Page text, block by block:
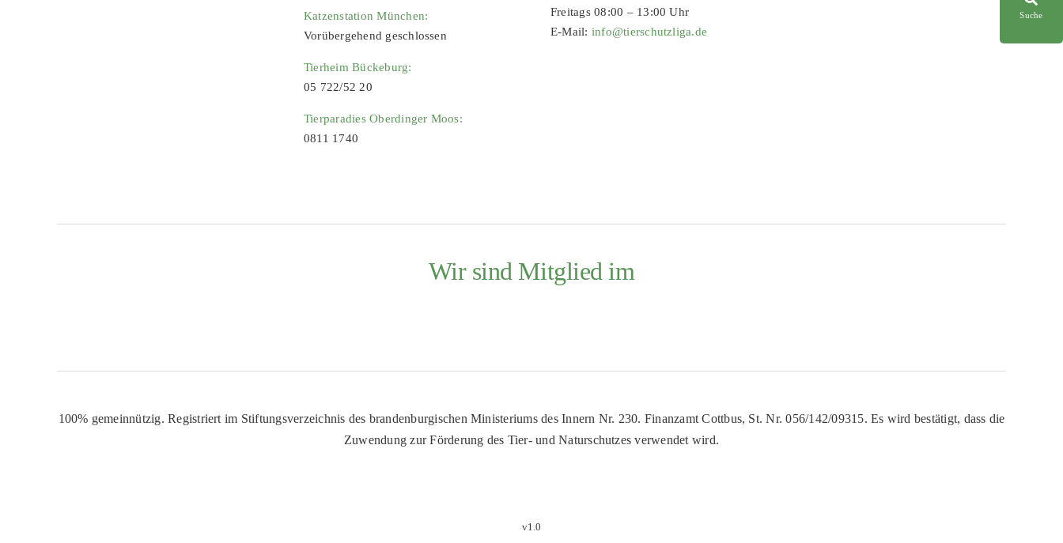
Suche
Katzenstation München:
Vorübergehend geschlossen
Tierheim Bückeburg:
05 722/52 20
Tierparadies Oberdinger Moos:
0811 1740
Freitags 08:00 – 13:00 Uhr
E-Mail: info@tierschutzliga.de
Wir sind Mitglied im
100% gemeinnützig. Registriert im Stiftungsverzeichnis des brandenburgischen Ministeriums des Innern Nr. 230. Finanzamt Cottbus, St. Nr. 056/142/09315. Es wird bestätigt, dass die
Zuwendung zur Förderung des Tier- und Naturschutzes verwendet wird.
v1.0